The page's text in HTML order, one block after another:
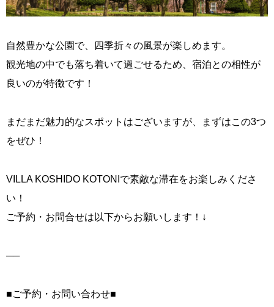
自然豊かな公園で、四季折々の風景が楽しめます。
観光地の中でも落ち着いて過ごせるため、宿泊との相性が
良いのが特徴です！
まだまだ魅力的なスポットはございますが、まずはこの3つ
をぜひ！
VILLA KOSHIDO KOTONIで素敵な滞在をお楽しみくださ
い！
ご予約・お問合せは以下からお願いします！↓
──
■ご予約・お問い合わせ■